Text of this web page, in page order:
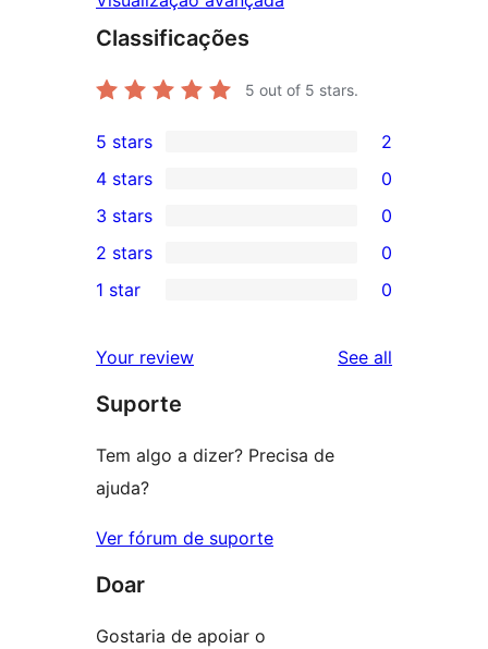
Classificações
5 out of 5 stars.
2
5-
star
reviews
5 stars 2
4-
star
reviews
4 stars 0
0
3-
star
3 stars 0
2-
reviews
2 stars 0
star
reviews
1 star 0
Your review See all
Suporte
Tem algo a dizer? Precisa de
ajuda?
Ver fórum de suporte
Doar
Gostaria de apoiar o